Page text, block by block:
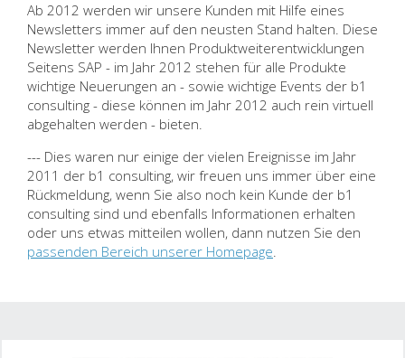
Ab 2012 werden wir unsere Kunden mit Hilfe eines
Newsletters immer auf den neusten Stand halten. Diese
Newsletter werden Ihnen Produktweiterentwicklungen
Seitens SAP - im Jahr 2012 stehen für alle Produkte
wichtige Neuerungen an - sowie wichtige Events der b1
consulting - diese können im Jahr 2012 auch rein virtuell
abgehalten werden - bieten.
--- Dies waren nur einige der vielen Ereignisse im Jahr
2011 der b1 consulting, wir freuen uns immer über eine
Rückmeldung, wenn Sie also noch kein Kunde der b1
consulting sind und ebenfalls Informationen erhalten
oder uns etwas mitteilen wollen, dann nutzen Sie den
passenden Bereich unserer Homepage.